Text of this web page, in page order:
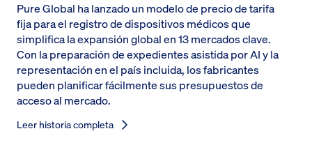
Pure Global ha lanzado un modelo de precio de tarifa
fija para el registro de dispositivos médicos que
simplifica la expansión global en 13 mercados clave.
Con la preparación de expedientes asistida por AI y la
representación en el país incluida, los fabricantes
pueden planificar fácilmente sus presupuestos de
acceso al mercado.
Leer historia completa